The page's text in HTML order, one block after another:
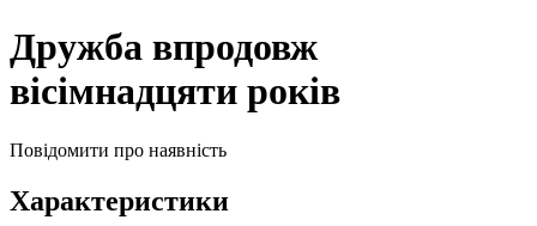
Дружба впродовж
вісімнадцяти років
Повідомити про наявність
Характеристики